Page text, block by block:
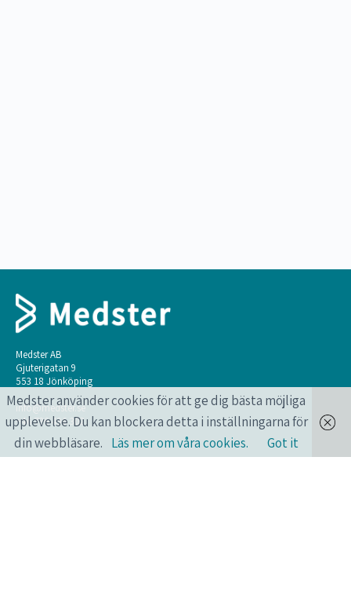
Medster AB
Gjuterigatan 9
553 18 Jönköping
info@medster.se
+46 736 496 302
Medster använder cookies för att ge dig bästa möjliga
upplevelse. Du kan blockera detta i inställningarna för
din webbläsare. Läs mer om våra cookies. Got it